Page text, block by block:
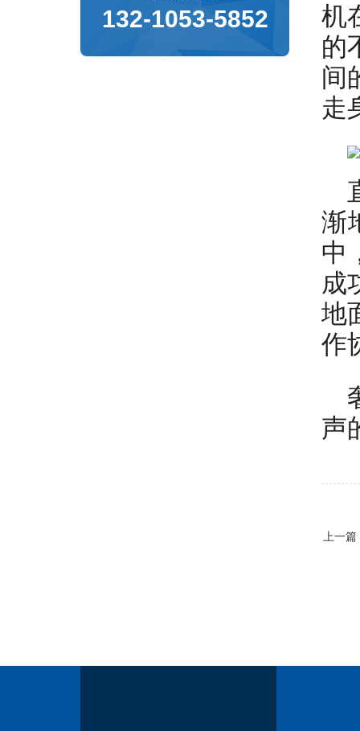
132-1053-5852
机
的
间
走
渐
中
成
地
作
声
上一篇